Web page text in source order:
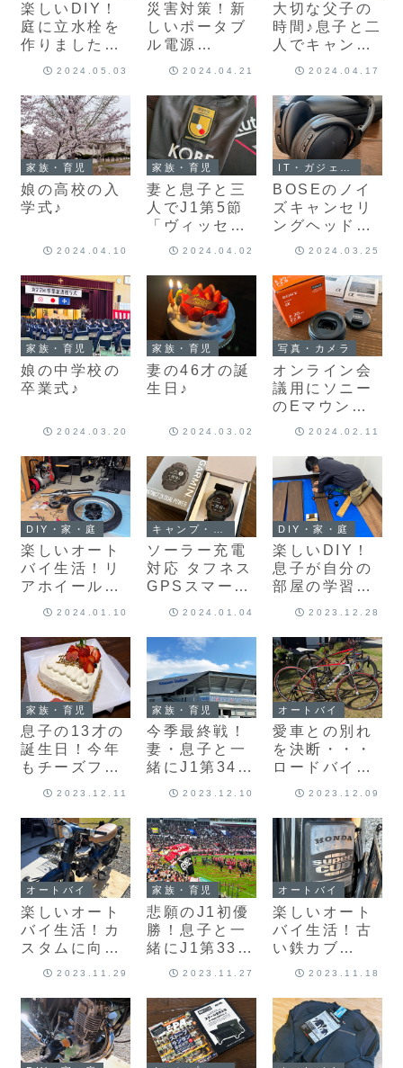
楽しいDIY！
庭に立水栓を
作りました
2024.05.03
災害対策！新
しいポータブ
ル電源
C800」を購
入しました♪
2024.04.21
大切な父子の
時間♪息子と二
人でキャンプ
2024.04.17
家族・育児
娘の高校の入
学式♪
2024.04.10
家族・育児
妻と息子と三
人でJ1第5節
「ヴィッセル
神戸 vs 北海
レ札幌」を観
てきました♪
2024.04.02
IT・ガジェット・コンピュータ
BOSEのノイ
ズキャンセリ
ングヘッドホ
ort
Headphones
」購入♪
2024.03.25
家族・育児
娘の中学校の
卒業式♪
2024.03.20
家族・育児
妻の46才の誕
生日♪
2024.03.02
写真・カメラ
オンライン会
議用にソニー
のEマウント
広角単焦点レ
E 20mm
F2.8」購入！
2024.02.11
DIY・家・庭
楽しいオート
バイ生活！リ
アホイールド
ライブハブに
加してグリス
アップ♪
2024.01.10
ソーラー充電
対応 タフネス
GPSスマート
ウォッチ
Instinct 2X
Dual
Power」購入
♪
2024.01.04
DIY・家・庭
楽しいDIY！
息子が自分の
部屋の学習机
に棚を作りま
2023.12.28
家族・育児
息子の13才の
誕生日！今年
もチーズフォ
2023.12.11
家族・育児
今季最終戦！
妻・息子と一
緒にJ1第34節
神戸」を観て
きました♪
2023.12.10
オートバイ
愛車との別れ
を決断・・・
ロードバイク
2023.12.09
オートバイ
楽しいオート
バイ生活！カ
スタムに向け
て鉄カブ90の
取り外しまし
た♪
2023.11.29
家族・育児
悲願のJ1初優
勝！息子と一
緒にJ1第33節
「ヴィッセル
屋グランパ
ス」を観てき
ました♪
2023.11.27
オートバイ
楽しいオート
バイ生活！古
い鉄カブ
（HA02型ス
90）を手に入
れました♪
2023.11.18